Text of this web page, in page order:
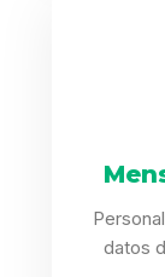
datos